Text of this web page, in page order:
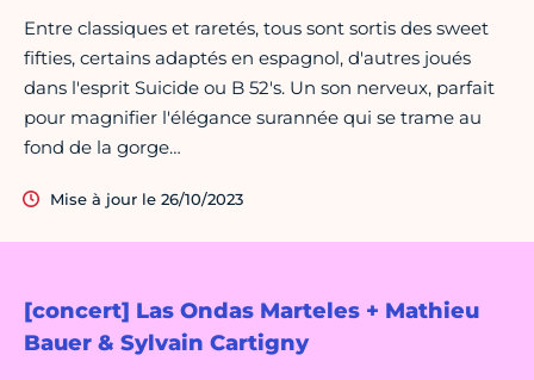
[concert] Las Ondas Marteles + Mathieu
Bauer & Sylvain Cartigny
Entre classiques et raretés, tous sont sortis des sweet
fifties, certains adaptés en espagnol, d'autres joués
dans l'esprit Suicide ou B 52's. Un son nerveux, parfait
pour magnifier l'élégance surannée qui se trame au
fond de la gorge…
Mise à jour le 26/10/2023